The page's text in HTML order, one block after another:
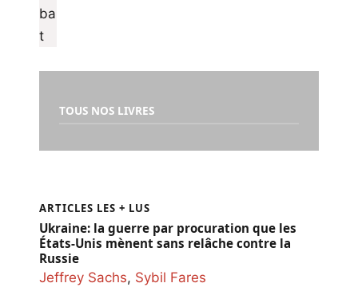
TOUS NOS LIVRES
ARTICLES LES + LUS
Ukraine: la guerre par procuration que les
États-Unis mènent sans relâche contre la
Russie
Jeffrey Sachs, Sybil Fares